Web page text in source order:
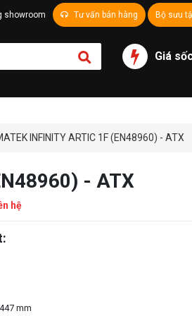
showroom Tư vấn bán hàng Bộ sưu
Giá
INFINITY ARTIC 1F (EN48960) - ATX
- ATX
hệ
mm